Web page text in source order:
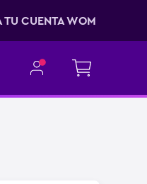
TU CUENTA WOM